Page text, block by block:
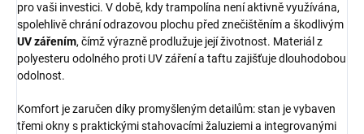
pro vaši investici. V době, kdy trampolína není aktivně využívána,
spolehlivě chrání odrazovou plochu před znečištěním a škodlivým
UV zářením, čímž výrazně prodlužuje její životnost. Materiál z
polyesteru odolného proti UV záření a taftu zajišťuje dlouhodobou
odolnost.
Komfort je zaručen díky promyšleným detailům: stan je vybaven
třemi okny s praktickými stahovacími žaluziemi a integrovanými